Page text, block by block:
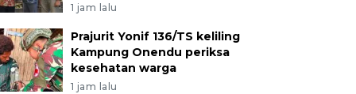
1 jam lalu
Prajurit Yonif 136/TS keliling
Kampung Onendu periksa
kesehatan warga
1 jam lalu